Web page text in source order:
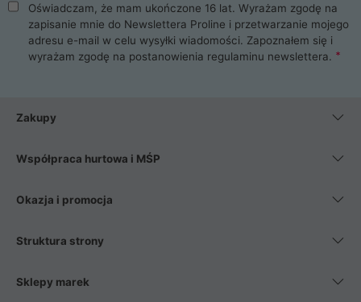
Oświadczam, że mam ukończone 16 lat. Wyrażam zgodę na
zapisanie mnie do Newslettera Proline i przetwarzanie mojego
adresu e-mail w celu wysyłki wiadomości. Zapoznałem się i
wyrażam zgodę na postanowienia regulaminu newslettera.
Zakupy
Współpraca hurtowa i MŚP
Okazja i promocja
Struktura strony
Sklepy marek